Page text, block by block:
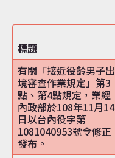
訊息專區
便民服務
標題
有關「接近役齡男子出
境審查作業規定」第3
點、第4點規定，業經
內政部於108年11月14
日以台內役字第
1081040953號令修正
發布。